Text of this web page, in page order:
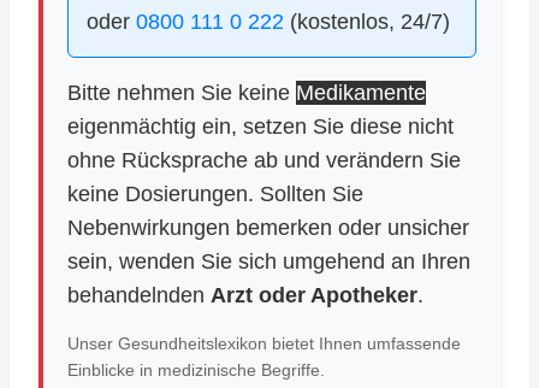
oder 0800 111 0 222 (kostenlos, 24/7)
Bitte nehmen Sie keine Medikamente
eigenmächtig ein, setzen Sie diese nicht
ohne Rücksprache ab und verändern Sie
keine Dosierungen. Sollten Sie
Nebenwirkungen bemerken oder unsicher
sein, wenden Sie sich umgehend an Ihren
behandelnden Arzt oder Apotheker.
Unser Gesundheitslexikon bietet Ihnen umfassende
Einblicke in medizinische Begriffe.